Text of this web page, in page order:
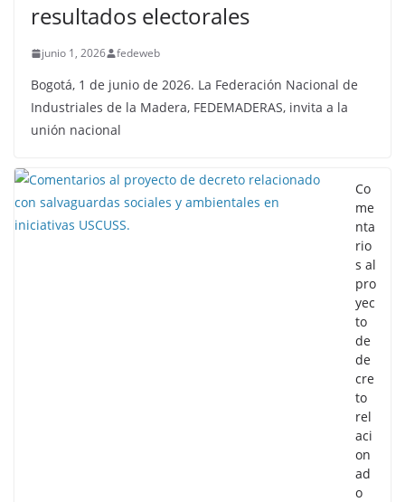
resultados electorales
junio 1, 2026 fedeweb
Bogotá, 1 de junio de 2026. La Federación Nacional de
Industriales de la Madera, FEDEMADERAS, invita a la
unión nacional
Co
me
nta
rio
s al
pro
yec
to
de
de
cre
to
rel
aci
on
ad
o